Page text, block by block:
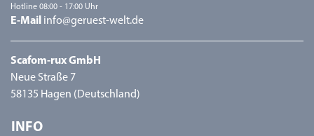
Hotline 08:00 - 17:00 Uhr
E-Mail info@geruest-welt.de
Scafom-rux GmbH
Neue Straße 7
58135 Hagen (Deutschland)
INFO